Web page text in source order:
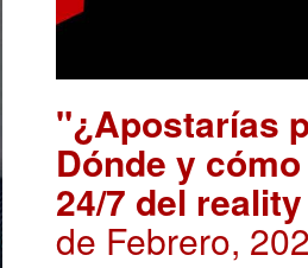
"¿Apostarías
Dónde y
24/7 del
de Febrero,